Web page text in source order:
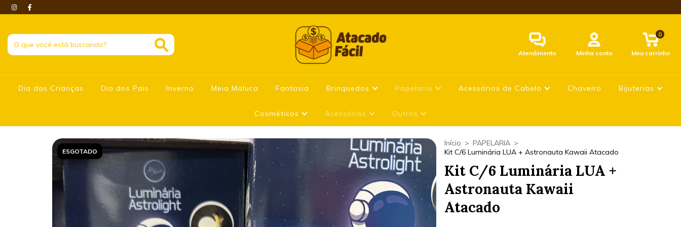
Atendimento Minha conta Meu carrinho
0
Dia das Crianças Dia dos Pais Inverno Meia Maluca Fantasia Brinquedos Papelaria Acessórios de Cabelo Chaveiro Bijuterias
Cosméticos Acessórios Outros
ESGOTADO
Início > PAPELARIA >
Kit C/6 Luminária LUA + Astronauta Kawaii Atacado
Kit C/6 Luminária LUA +
Astronauta Kawaii
Atacado